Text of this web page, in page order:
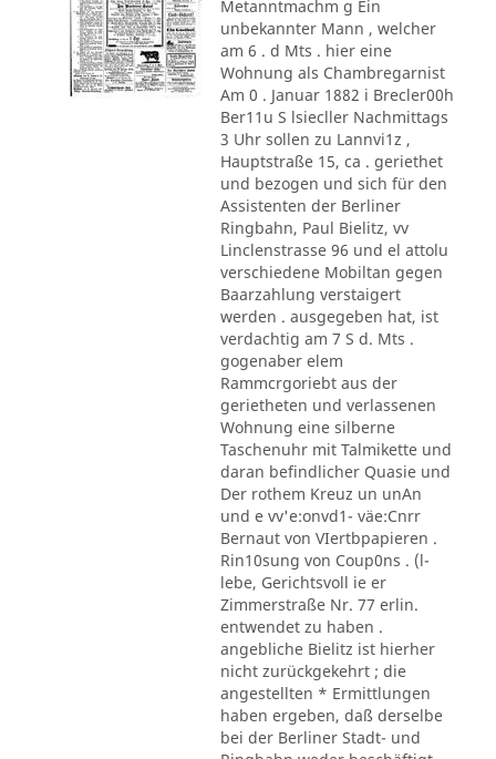
Metanntmachm g Ein
unbekannter Mann , welcher
am 6 . d Mts . hier eine
Wohnung als Chambregarnist
Am 0 . Januar 1882 i Brecler00h
Ber11u S lsiecller Nachmittags
3 Uhr sollen zu Lannvi1z ,
Hauptstraße 15, ca . geriethet
und bezogen und sich für den
Assistenten der Berliner
Ringbahn, Paul Bielitz, vv
Linclenstrasse 96 und el attolu
verschiedene Mobiltan gegen
Baarzahlung verstaigert
werden . ausgegeben hat, ist
verdachtig am 7 S d. Mts .
gogenaber elem
Rammcrgoriebt aus der
gerietheten und verlassenen
Wohnung eine silberne
Taschenuhr mit Talmikette und
daran befindlicher Quasie und
Der rothem Kreuz un unAn
und e vv'e:onvd1- väe:Cnrr
Bernaut von VIertbpapieren .
Rin10sung von Coup0ns . (l-
lebe, Gerichtsvoll ie er
Zimmerstraße Nr. 77 erlin.
entwendet zu haben .
angebliche Bielitz ist hierher
nicht zurückgekehrt ; die
angestellten * Ermittlungen
haben ergeben, daß derselbe
bei der Berliner Stadt- und